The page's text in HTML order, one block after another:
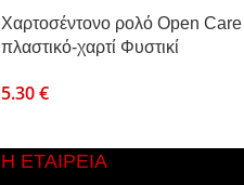
Χαρτοσέντονο ρολό Open Care
πλαστικό-χαρτί Φυστικί
5.30€
Η ΕΤΑΙΡΕΙΑ